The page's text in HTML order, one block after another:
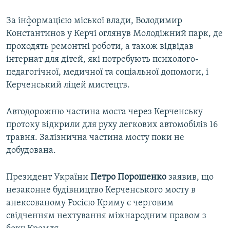
За інформацією міської влади, Володимир
Константинов у Керчі оглянув Молодіжний парк, де
проходять ремонтні роботи, а також відвідав
інтернат для дітей, які потребують психолого-
педагогічної, медичної та соціальної допомоги, і
Керченський ліцей мистецтв.
Автодорожню частина моста через Керченську
протоку відкрили для руху легкових автомобілів 16
травня. Залізнична частина мосту поки не
добудована.
Президент України Петро Порошенко заявив, що
незаконне будівництво Керченського мосту в
анексованому Росією Криму є черговим
свідченням нехтування міжнародним правом з